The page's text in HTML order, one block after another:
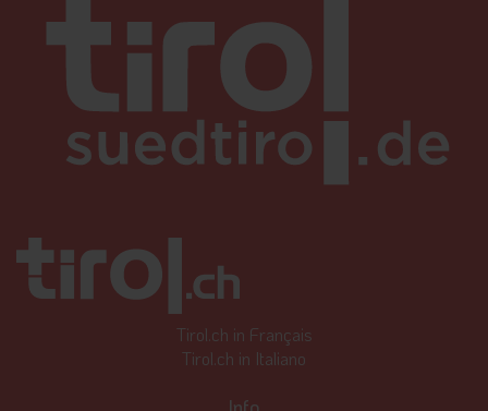
Tirol.ch in Français
Tirol.ch in Italiano